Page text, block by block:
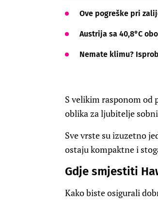
Ove pogreške pri
Austrija sa 40,8°C
Nemate klimu?
S velikim rasponom od
oblika za ljubitelje
Sve vrste su izuzetno
ostaju kompaktne i
Gdje smjestiti
Kako biste osigurali